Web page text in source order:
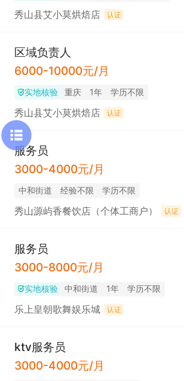
秀山县艾小莫烘焙店 认证
区域负责人
6000-10000元/月
实地核验 重庆 1年 学历不限
秀山县艾小莫烘焙店 认证
服务员
3000-4000元/月
中和街道 经验不限 学历不限
秀山源屿香餐饮店（个体工商户） 认证
服务员
3000-8000元/月
实地核验 中和街道 1年 学历不限
乐上皇朝歌舞娱乐城 认证
ktv服务员
3000-4000元/月